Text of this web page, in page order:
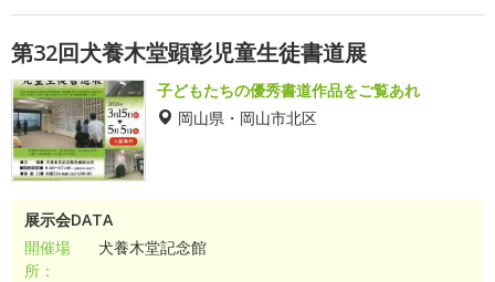
第32回犬養木堂顕彰児童生徒書道展
子どもたちの優秀書道作品をご覧あれ
岡山県・岡山市北区
展示会DATA
開催場
所：
犬養木堂記念館